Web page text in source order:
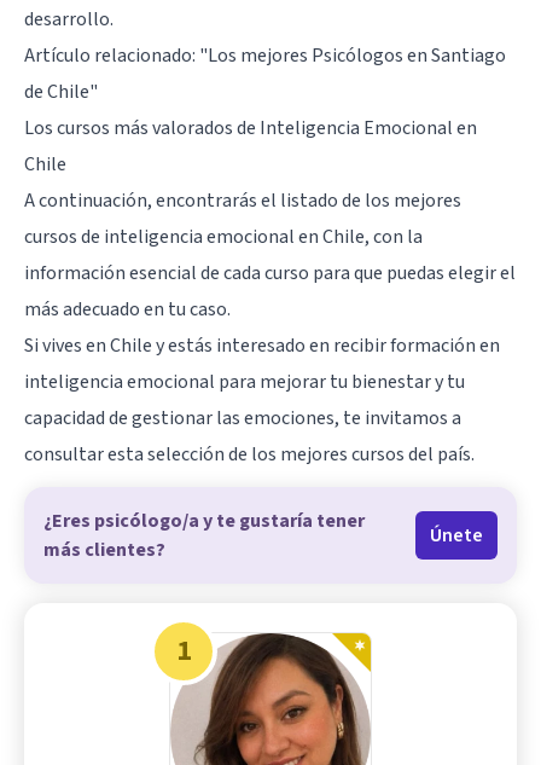
desarrollo.
Artículo relacionado: "Los mejores Psicólogos en Santiago
de Chile"
Los cursos más valorados de Inteligencia Emocional en
Chile
A continuación, encontrarás el listado de los mejores
cursos de inteligencia emocional en Chile, con la
información esencial de cada curso para que puedas elegir el
más adecuado en tu caso.
Si vives en Chile y estás interesado en recibir formación en
inteligencia emocional para mejorar tu bienestar y tu
capacidad de gestionar las emociones, te invitamos a
consultar esta selección de los mejores cursos del país.
¿Eres psicólogo/a y te gustaría tener
más clientes?
Únete
1